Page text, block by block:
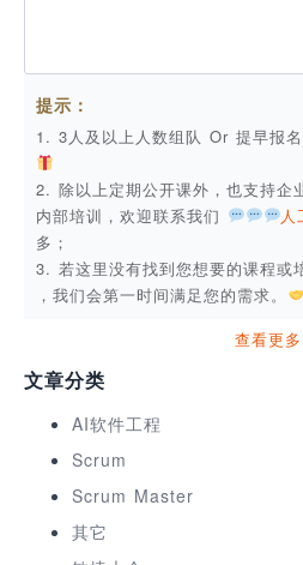
提示：
1. 3人及以上人数组队 Or 提早报
2. 除以上定期公开课外，也支持企
内部培训，欢迎联系我们
人
多；
3. 若这里没有找到您想要的课程或
，我们会第一时间满足您的需求。
查看更多
文章分类
AI软件工程
Scrum
Scrum Master
其它